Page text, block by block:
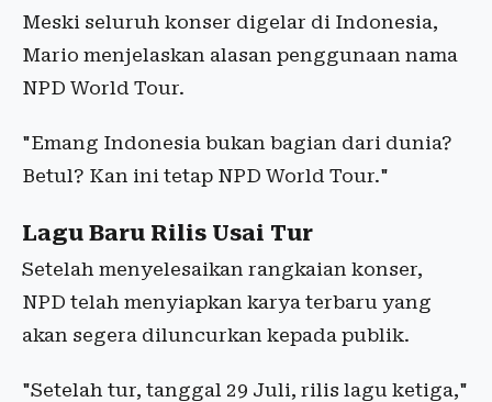
Meski seluruh konser digelar di Indonesia,
Mario menjelaskan alasan penggunaan nama
NPD World Tour.
"Emang Indonesia bukan bagian dari dunia?
Betul? Kan ini tetap NPD World Tour."
Lagu Baru Rilis Usai Tur
Setelah menyelesaikan rangkaian konser,
NPD telah menyiapkan karya terbaru yang
akan segera diluncurkan kepada publik.
"Setelah tur, tanggal 29 Juli, rilis lagu ketiga,"